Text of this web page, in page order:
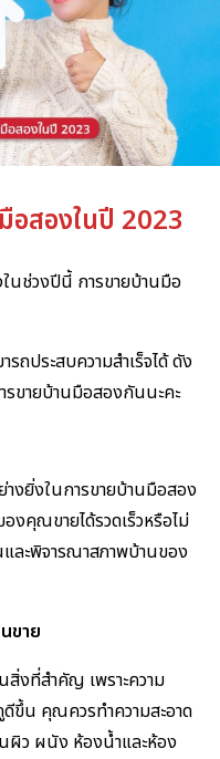
สองในปี 2023
ช่วงปีนี้ การขายบ้านมือ
ถประสบความสำเร็จได้ ดัง
รขายบ้านมือสองกันนะคะ
งยิ่งในการขายบ้านมือสอง
งคุณขายได้รวดเร็วหรือไม่
ละพิจารณาสภาพบ้านของ
ขาย
สิ่งที่สำคัญ เพราะความ
ขึ้น คุณควรทำความสะอาด
ผิว ผนัง ห้องน้ำและห้อง